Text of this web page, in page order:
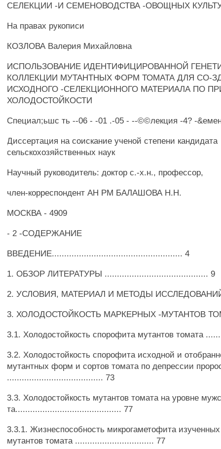
СЕЛЕКЦИИ -И СЕМЕНОВОДСТВА -ОВОЩНЫХ
На правах рукописи
КОЗЛОВА Валерия Михайловна
ИСПОЛЬЗОВАНИЕ ИДЕНТИФИЦИРОВАННОЙ
КОЛЛЕКЦИИ МУТАНТНЫХ ФОРМ ТОМАТА ДЛЯ СО-
ИСХОДНОГО -СЕЛЕКЦИОННОГО МАТЕРИАЛА ПО
ХОЛОДОСТОЙКОСТИ
Специал;ьшс ть --06 - -01 .-05 - --©©лекция -4? -
Диссертация на соискание ученой степени кандидата
сельскохозяйственных наук
Научный руководитель: доктор с.-х.н., профессор,
член-корреспондент АН РМ БАЛАШОВА H.H.
МОСКВА - 4909
- 2 -СОДЕРЖАНИЕ
ВВЕДЕНИЕ..................................................... 4
1. ОБЗОР ЛИТЕРАТУРЫ .......................................... 9
2. УСЛОВИЯ, МАТЕРИАЛ И МЕТОДЫ
3. ХОЛОДОСТОЙКОСТЬ МАРКЕРНЫХ -МУТАНТОВ
3.1. Холодостойкость спорофита мутантов томата
3.2. Холодостойкость спорофита исходной и
мутантных форм и сортов томата по депрессии
....................................... 73
3.3. Холодостойкость мутантов томата на уровне
та........................................... 77
3.3.1. Жизнеспособность микрогаметофита
мутантов томата ................................ 77